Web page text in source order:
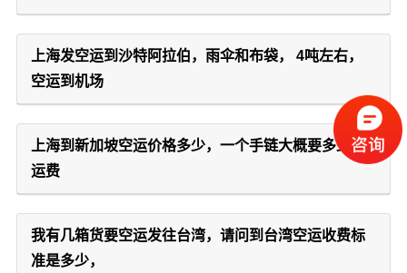
上海发空运到沙特阿拉伯，雨伞和布袋， 4吨左右，
空运到机场
上海到新加坡空运价格多少，一个手链大概要多少钱
运费
我有几箱货要空运发往台湾，请问到台湾空运收费标
准是多少，